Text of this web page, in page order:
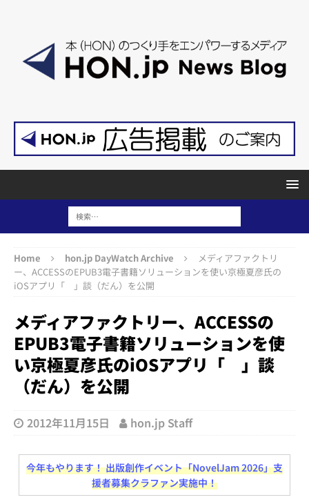
Home hon.jp DayWatch Archive
メディアファクトリ
ー、ACCESSのEPUB3電子書籍ソリューションを使い京極夏彦氏の
iOSアプリ「 」談（だん）を公開
メディアファクトリー、ACCESSの
EPUB3電子書籍ソリューションを使
い京極夏彦氏のiOSアプリ「 」談
（だん）を公開
2012年11月15日 hon.jp Staff
今年もやります！ 出版創作イベント「NovelJam 2026」支
援者募集クラファン実施中！